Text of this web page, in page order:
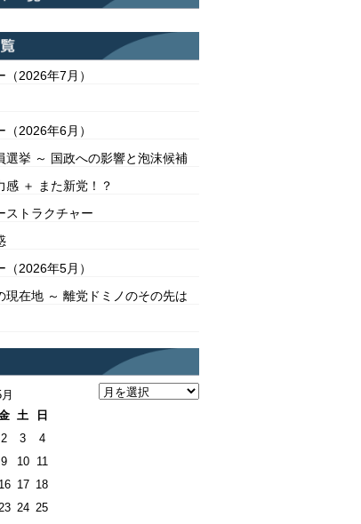
2026年7月）
2026年6月）
選挙 ～ 国政への影響と泡沫候補
感 ＋ また新党！？
ストラクチャー
2026年5月）
現在地 ～ 離党ドミノのその先は
土 日
2 3
4
9 10
11
16 17 18
24 25